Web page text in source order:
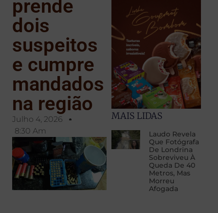
prende
dois
suspeitos
e cumpre
mandados
na região
Julho 4, 2026
8:30 Am
MAIS LIDAS
Laudo Revela
Que Fotógrafa
De Londrina
Sobreviveu À
Queda De 40
Metros, Mas
Morreu
Afogada